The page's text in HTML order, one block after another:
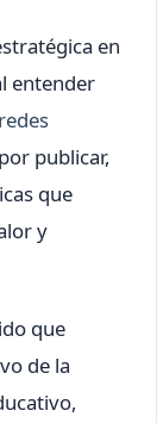
en
entender
publicar,
que
y
que
de la